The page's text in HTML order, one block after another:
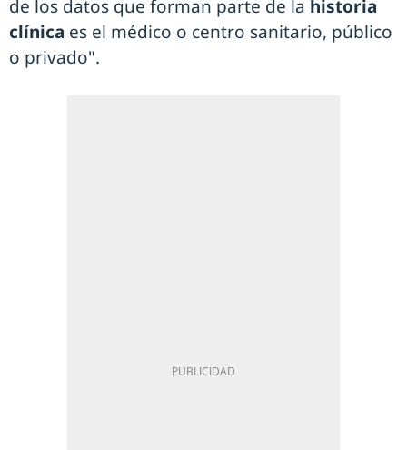
de los datos que forman parte de la historia
clínica es el médico o centro sanitario, público
o privado".